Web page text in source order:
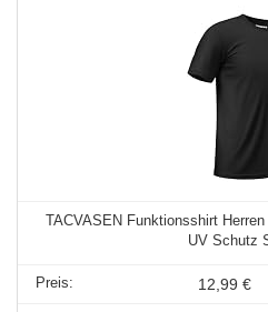
TACVASEN Funktionsshirt
UV Schutz
12,99 €